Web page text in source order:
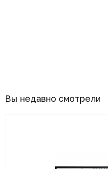
Вы недавно смотрели